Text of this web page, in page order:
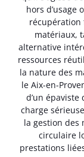
hors d’usage
récupération
matériaux,
alternative
ressources
la nature des
le Aix-en-
d’un
charge
la gestion des
circulaire
prestations